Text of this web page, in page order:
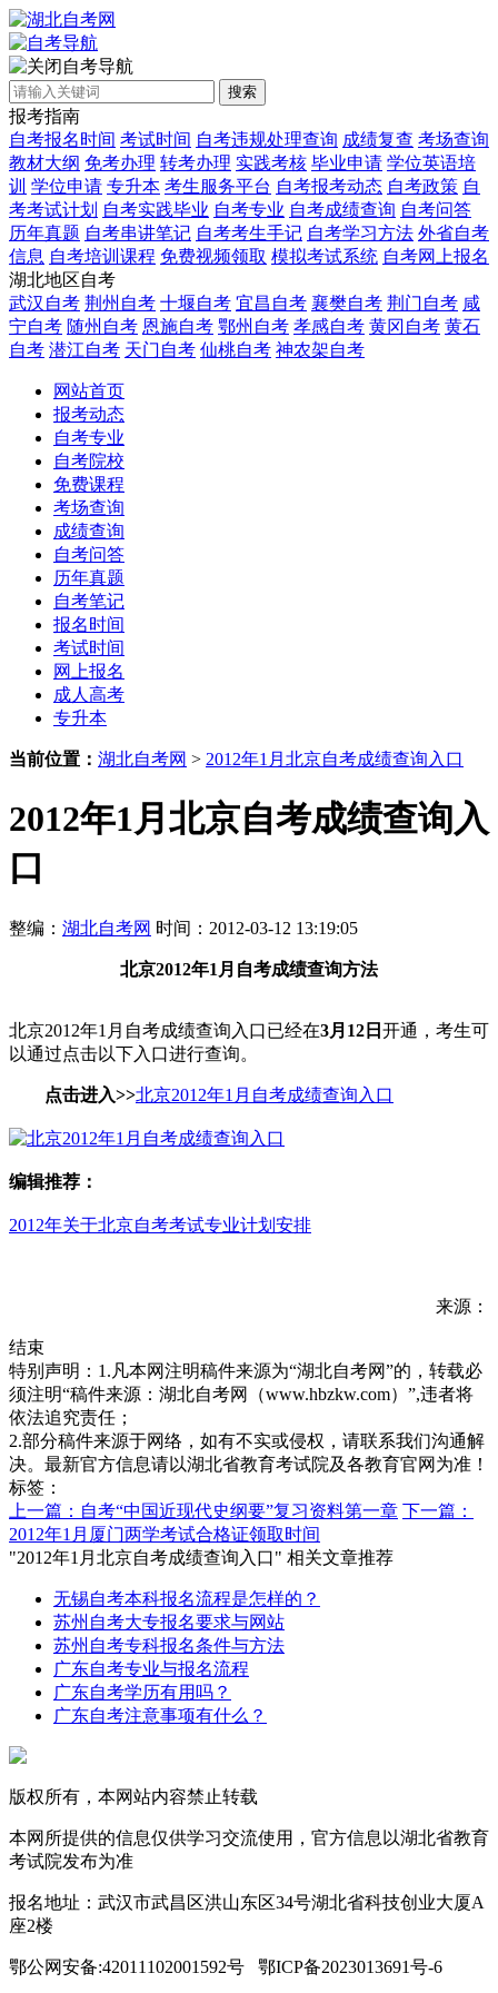
自考导航
搜索
报考指南
自考报名时间 考试时间 自考违规处理查询 成绩复查 考场查询
教材大纲 免考办理 转考办理 实践考核 毕业申请 学位英语培
训 学位申请 专升本 考生服务平台 自考报考动态 自考政策 自
考考试计划 自考实践毕业 自考专业 自考成绩查询 自考问答
历年真题 自考串讲笔记 自考考生手记 自考学习方法 外省自考
信息 自考培训课程 免费视频领取 模拟考试系统 自考网上报名
湖北地区自考
武汉自考 荆州自考 十堰自考 宜昌自考 襄樊自考 荆门自考 咸
宁自考 随州自考 恩施自考 鄂州自考 孝感自考 黄冈自考 黄石
自考 潜江自考 天门自考 仙桃自考 神农架自考
网站首页
报考动态
自考专业
自考院校
免费课程
考场查询
成绩查询
自考问答
历年真题
自考笔记
报名时间
考试时间
网上报名
成人高考
专升本
当前位置： 湖北自考网 > 2012年1月北京自考成绩查询入口
2012年1月北京自考成绩查询入
口
整编： 湖北自考网 时间：2012-03-12 13:19:05
北京2012年1月自考成绩查询方法
北京2012年1月自考成绩查询入口已经在3月12日 开通，考生可
以通过点击以下入口进行查询。
点击进入>>北京2012年1月自考成绩查询入口
编辑推荐：
2012年关于北京自考考试专业计划安排
来源：
结束
特别声明：1.凡本网注明稿件来源为“湖北自考网”的，转载必
须注明“稿件来源：湖北自考网（www.hbzkw.com）”,违者将
依法追究责任；
2.部分稿件来源于网络，如有不实或侵权，请联系我们沟通解
决。最新官方信息请以湖北省教育考试院及各教育官网为准！
标签：
上一篇：自考“中国近现代史纲要”复习资料第一章 下一篇：
2012年1月厦门两学考试合格证领取时间
"2012年1月北京自考成绩查询入口" 相关文章推荐
无锡自考本科报名流程是怎样的？
苏州自考大专报名要求与网站
苏州自考专科报名条件与方法
广东自考专业与报名流程
广东自考学历有用吗？
广东自考注意事项有什么？
版权所有，本网站内容禁止转载
本网所提供的信息仅供学习交流使用，官方信息以湖北省教育
考试院发布为准
报名地址：武汉市武昌区洪山东区34号湖北省科技创业大厦A
座2楼
鄂公网安备:42011102001592号 鄂ICP备2023013691号-6